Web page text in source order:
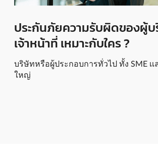
ประกันภัยความรับผิดของผู้บ
เจ้าหน้าที่ เหมาะกับใคร ?
บริษัทหรือผู้ประกอบการทั่วไป ทั้ง SME เ
ใหญ่